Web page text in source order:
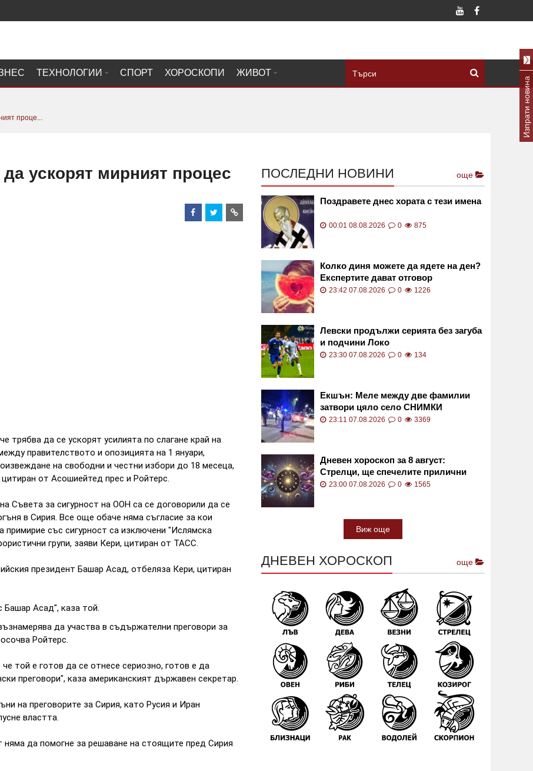
ТЕХНОЛОГИИ СПОРТ ХОРОСКОПИ ЖИВОТ
проце...
ускорят мирният процес
трябва да се ускорят усилията по слагане край на
правителството и опозицията на 1 януари,
на свободни и честни избори до 18 месеца,
от Асошиейтед прес и Ройтерс.
Съвета за сигурност на ООН са се договорили да се
в Сирия. Все още обаче няма съгласие за кои
със сигурност са изключени "Ислямска
групи, заяви Кери, цитиран от ТАСС.
президент Башар Асад, отбеляза Кери, цитиран
Башар Асад", каза той.
да участва в съдържателни преговори за
Ройтерс.
той е готов да се отнесе сериозно, готов е да
преговори", каза американският държавен секретар.
на преговорите за Сирия, като Русия и Иран
властта.
да помогне за решаване на стоящите пред Сирия
ПОСЛЕДНИ НОВИНИ още
Поздравете днес хората с тези имена
00:01 08.08.2026 0 875
Колко диня можете да ядете на ден?
Експертите дават отговор
23:42 07.08.2026 0 1226
Левски продължи серията без загуба
и подчини Локо
23:30 07.08.2026 0 134
Екшън: Меле между две фамилии
затвори цяло село СНИМКИ
23:11 07.08.2026 0 3369
Дневен хороскоп за 8 август:
Стрелци, ще спечелите прилични
суми
23:00 07.08.2026 0 1565
Виж още
ДНЕВЕН ХОРОСКОП още
Изпрати новина